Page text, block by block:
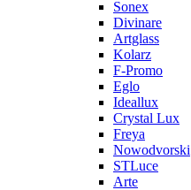
Sonex
Divinare
Artglass
Kolarz
F-Promo
Eglo
Ideallux
Crystal Lux
Freya
Nowodvorski
STLuce
Arte